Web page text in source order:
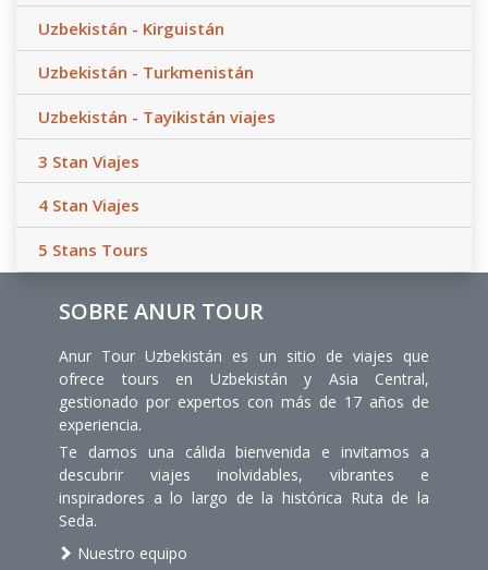
Uzbekistán - Kirguistán
Uzbekistán - Turkmenistán
Uzbekistán - Tayikistán viajes
3 Stan Viajes
4 Stan Viajes
5 Stans Tours
SOBRE ANUR TOUR
Anur Tour Uzbekistán es un sitio de viajes que
ofrece tours en Uzbekistán y Asia Central,
gestionado por expertos con más de 17 años de
experiencia.
Te damos una cálida bienvenida e invitamos a
descubrir viajes inolvidables, vibrantes e
inspiradores a lo largo de la histórica Ruta de la
Seda.
Nuestro equipo